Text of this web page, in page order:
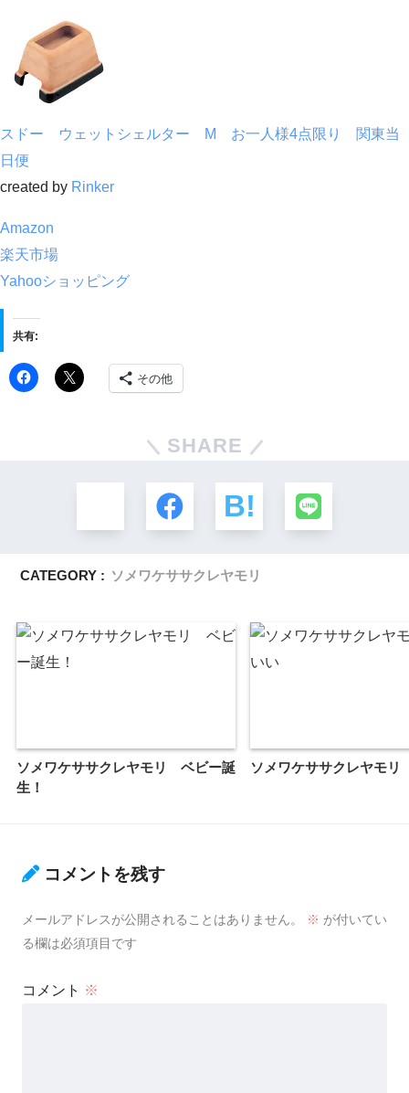
スドー ウェットシェルター M お一人様4点限り 関東当
日便
created by Rinker
Amazon
楽天市場
Yahooショッピング
共有:
その他
SHARE
CATEGORY : ソメワケササクレヤモリ
ソメワケササクレヤモリ ベビー誕
生！
ソメワケササクレヤモ
コメントを残す
メールアドレスが公開されることはありません。 ※ が付いてい
る欄は必須項目です
コメント ※